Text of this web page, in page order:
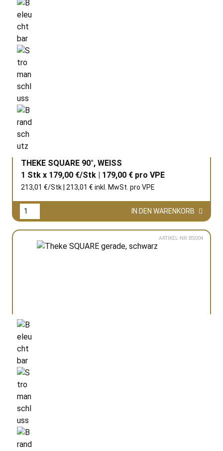
THEKE SQUARE 90°, WEISS
1 Stk x 179,00 €/Stk | 179,00 € pro VPE
213,01 €/Stk | 213,01 € inkl. MwSt. pro VPE
IN DEN WARENKORB
ARTIKEL-NR: BS004